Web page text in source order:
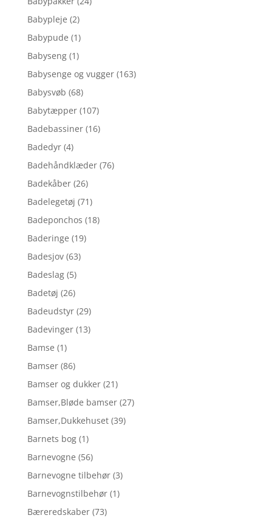
Babypleje (2)
Babypude (1)
Babyseng (1)
Babysenge og vugger (163)
Babysvøb (68)
Babytæpper (107)
Badebassiner (16)
Badedyr (4)
Badehåndklæder (76)
Badekåber (26)
Badelegetøj (71)
Badeponchos (18)
Baderinge (19)
Badesjov (63)
Badeslag (5)
Badetøj (26)
Badeudstyr (29)
Badevinger (13)
Bamse (1)
Bamser (86)
Bamser og dukker (21)
Bamser,Bløde bamser (27)
Bamser,Dukkehuset (39)
Barnets bog (1)
Barnevogne (56)
Barnevogne tilbehør (3)
Barnevognstilbehør (1)
Bæreredskaber (73)